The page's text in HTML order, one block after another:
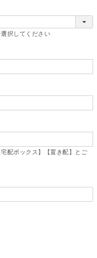
択してください
配ボックス】【置き配】とご